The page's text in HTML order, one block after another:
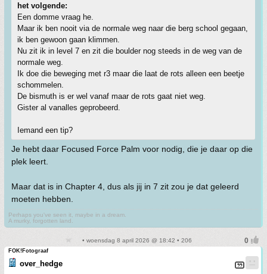
het volgende:
Een domme vraag he.
Maar ik ben nooit via de normale weg naar die berg school gegaan,
ik ben gewoon gaan klimmen.
Nu zit ik in level 7 en zit die boulder nog steeds in de weg van de
normale weg.
Ik doe die beweging met r3 maar die laat de rots alleen een beetje
schommelen.
De bismuth is er wel vanaf maar de rots gaat niet weg.
Gister al vanalles geprobeerd.
Iemand een tip?
Je hebt daar Focused Force Palm voor nodig, die je daar op die
plek leert.
Maar dat is in Chapter 4, dus als jij in 7 zit zou je dat geleerd
moeten hebben.
Perhaps you've seen it, maybe in a dream.
A murky, forgotten land.
• woensdag 8 april 2026 @ 18:42 • 206
FOK!Fotograaf
over_hedge